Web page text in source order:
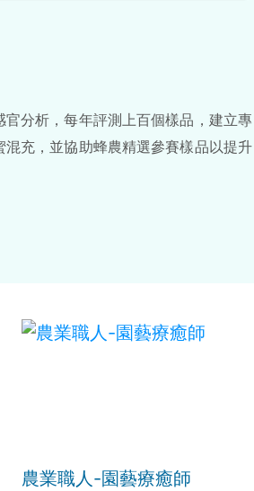
分析，每年評測上百個樣品，建立專
充，並協助蜂農精選參賽樣品以提升
農業職人-園藝療癒師